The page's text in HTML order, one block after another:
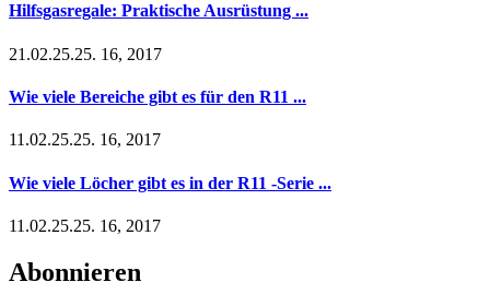
Hilfsgasregale: Praktische Ausrüstung ...
21.02.25.25. 16, 2017
Wie viele Bereiche gibt es für den R11 ...
11.02.25.25. 16, 2017
Wie viele Löcher gibt es in der R11 -Serie ...
11.02.25.25. 16, 2017
Abonnieren